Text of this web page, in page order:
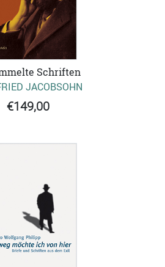
Schriften
JACOBSOHN
€149,00